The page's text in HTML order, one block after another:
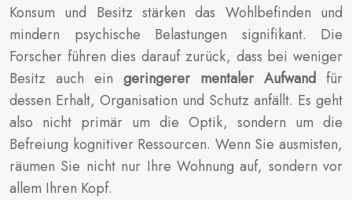
Konsum und Besitz stärken das Wohlbefinden und
mindern psychische Belastungen signifikant. Die
Forscher führen dies darauf zurück, dass bei weniger
Besitz auch ein geringerer mentaler Aufwand für
dessen Erhalt, Organisation und Schutz anfällt. Es geht
also nicht primär um die Optik, sondern um die
Befreiung kognitiver Ressourcen. Wenn Sie ausmisten,
räumen Sie nicht nur Ihre Wohnung auf, sondern vor
allem Ihren Kopf.